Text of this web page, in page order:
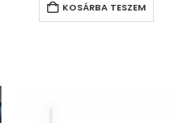
KOSÁRBA TESZEM